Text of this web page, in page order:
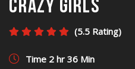
crazy girls
(5.5 Rating)
Time 2 hr 36 Min